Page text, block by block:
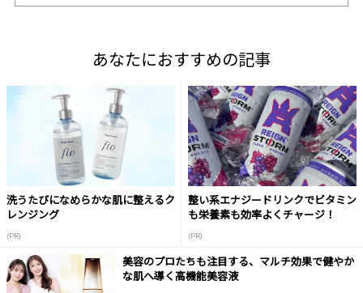
あなたにおすすめの記事
洗うたびになめらかな肌に整えるク
レンジング
(PR)
整い系エナジードリンクでビタミン
も栄養素も効率よくチャージ！
(PR)
美容のプロたちも注目する、マルチ効果で健やか
な肌へ導く高機能美容液